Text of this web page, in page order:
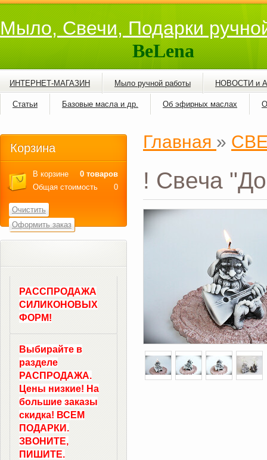
Мыло, Свечи, Подарки
BeLena
ИНТЕРНЕТ-МАГАЗИН Мыло ручной работы НОВОСТИ и
Статьи Базовые масла и др. Об эфирных маслах
Главная »
! Свеча
Корзина
В корзине
0 товаров
Общая стоимость
0
Очистить
Оформить заказ
РАССПРОДАЖА
СИЛИКОНОВЫХ
ФОРМ!
Выбирайте в
разделе
РАСПРОДАЖА.
Цены низкие! На
большие заказы
скидка! ВСЕМ
ПОДАРКИ.
ЗВОНИТЕ,
ПИШИТЕ.